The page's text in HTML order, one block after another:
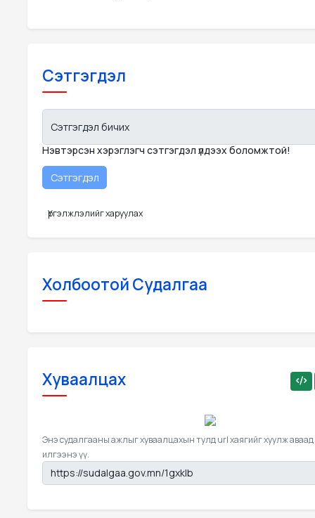
Сэтгэгдэл
Сэтгэгдэл бичих
Нэвтэрсэн хэрэглэгч сэтгэгдэл үлдээх боломжтой!
Үргэлжлэлийг харуулах
Холбоотой Судалгаа
Хуваалцах
Энэ судалгааны ажлыг хуваалцахын тулд url хаягийг хуулж аваад
илгээнэ үү.